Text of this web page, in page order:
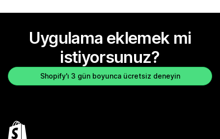
Uygulama eklemek mi
istiyorsunuz?
Shopify'ı 3 gün boyunca ücretsiz deneyin